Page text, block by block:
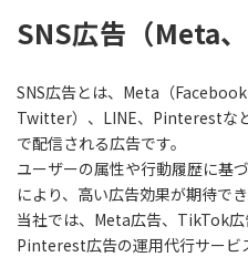
SNS広告（Meta
SNS広告とは、Meta（
Twitter）、LINE、Pinterestな
で配信される広告です。
ユーザーの属性や行動履歴に基
により、高い広告効果が期待でき
当社では、Meta広告、TikTok広
Pinterest広告の運用代行サービ